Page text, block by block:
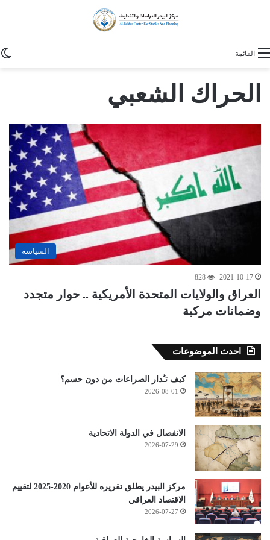
القائمة
الحراك الشعبي
السياسة
2021-10-17
828
العراق والولايات المتحدة الأمريكية .. حوار متجدد
وضمانات مركبة
احدث الموضوعات
كيف تـُدار الصراعات من دون حسم؟
2026-08-01
الانفصال في الدولة الاتحادية
2026-07-29
مركز البيدر يطلق تقريره للأعوام 2020-2025 لتقييم
الاقتصاد العراقي
2026-07-27